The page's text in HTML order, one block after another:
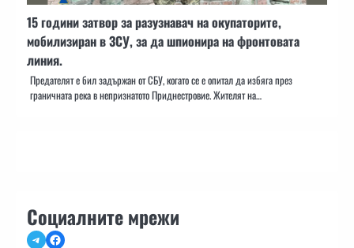
15 години затвор за разузнавач на окупаторите,
мобилизиран в ЗСУ, за да шпионира на фронтовата
линия.
Предателят е бил задържан от СБУ, когато се е опитал да избяга през
граничната река в непризнатото Приднестровие. Жителят на…
Социалните мрежи
TelegramFacebook